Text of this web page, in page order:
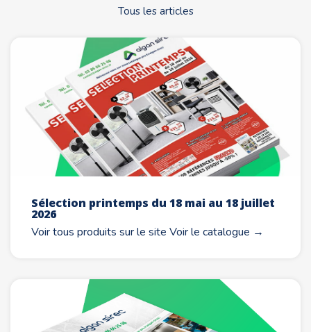
Tous les articles
Sélection printemps du 18 mai au 18 juillet
2026
Voir tous produits sur le site Voir le catalogue →